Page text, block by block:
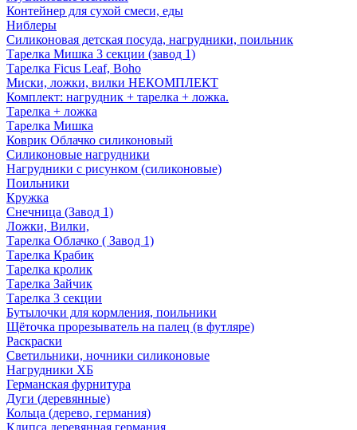
Контейнер для сухой смеси, еды
Ниблеры
Силиконовая детская посуда, нагрудники, поильник
Тарелка Мишка 3 секции (завод 1)
Тарелка Ficus Leaf, Boho
Миски, ложки, вилки НЕКОМПЛЕКТ
Комплект: нагрудник + тарелка + ложка.
Тарелка + ложка
Тарелка Мишка
Коврик Облачко силиконовый
Силиконовые нагрудники
Нагрудники с рисунком (силиконовые)
Поильники
Кружка
Снечница (Завод 1)
Ложки, Вилки,
Тарелка Облачко ( Завод 1)
Тарелка Крабик
Тарелка кролик
Тарелка Зайчик
Тарелка 3 секции
Бутылочки для кормления, поильники
Щёточка прорезыватель на палец (в футляре)
Раскраски
Светильники, ночники силиконовые
Нагрудники ХБ
Германская фурнитура
Дуги (деревянные)
Кольца (дерево, германия)
Клипса деревянная германия